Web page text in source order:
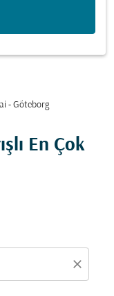
- Göteborg
En Çok
close
deneyin